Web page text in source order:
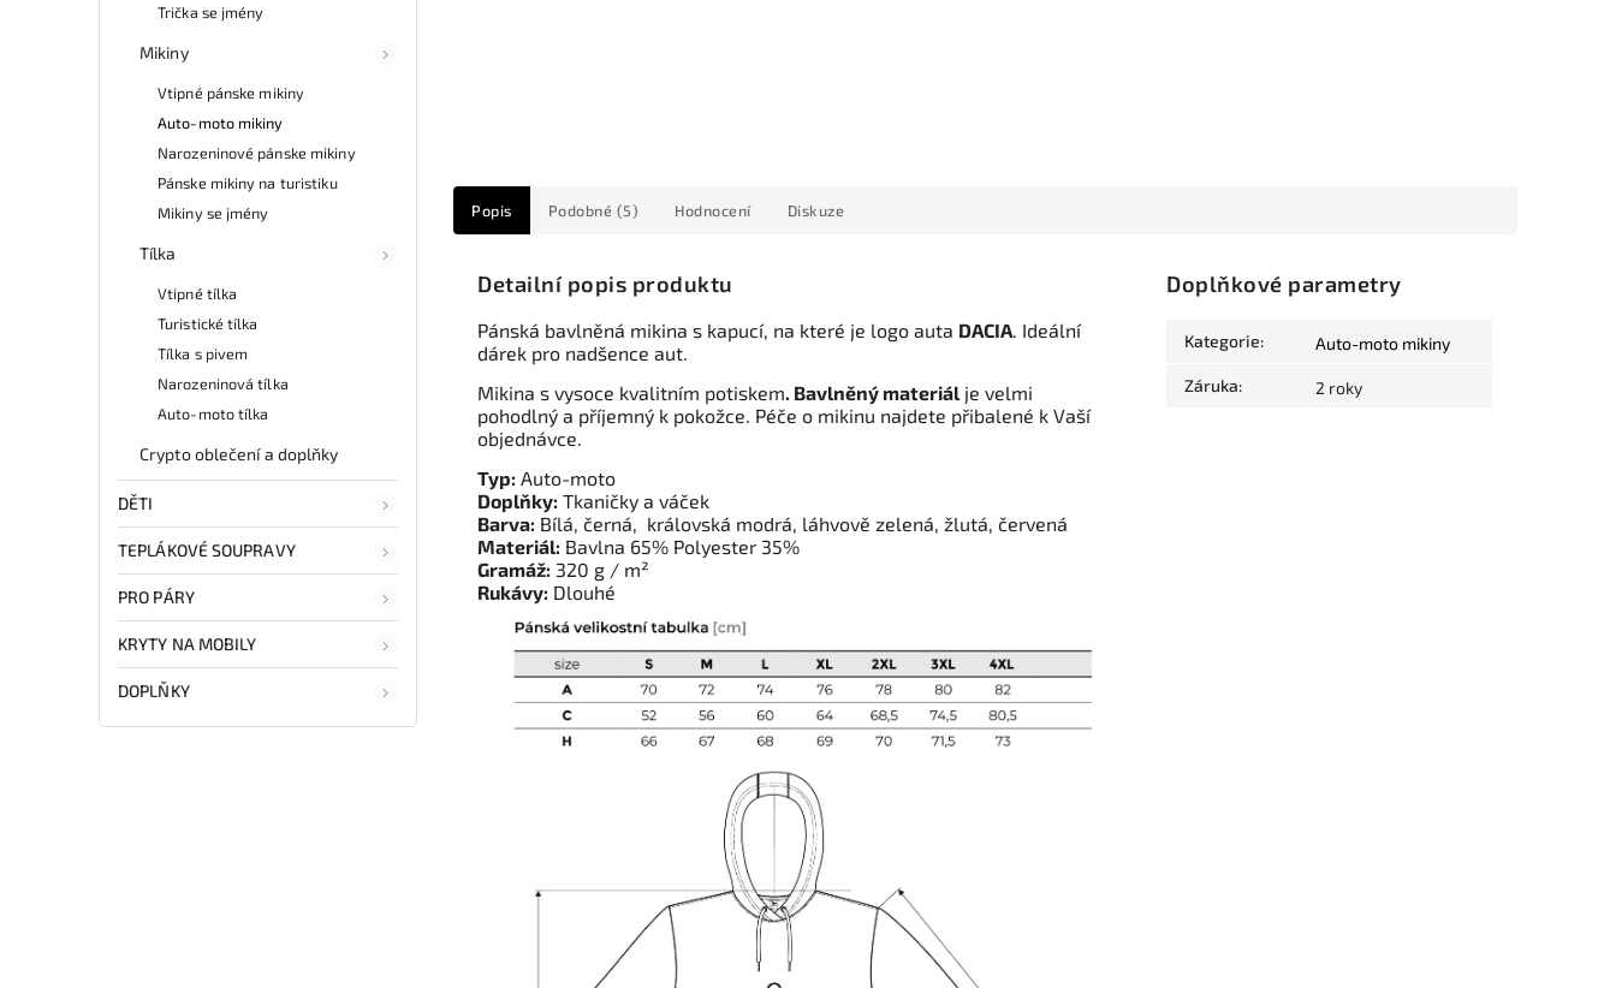
Trička se jmény
Mikiny
Vtipné pánske mikiny
Auto-moto mikiny
Narozeninové pánske mikiny
Pánske mikiny na turistiku
Mikiny se jmény
Tílka
Vtipné tílka
Turistické tílka
Tílka s pivem
Narozeninová tílka
Auto-moto tílka
Crypto oblečení a doplňky
DĚTI
TEPLÁKOVÉ SOUPRAVY
PRO PÁRY
KRYTY NA MOBILY
DOPLŇKY
Popis Podobné (5) Hodnocení Diskuze
Detailní popis produktu
Pánská bavlněná mikina s kapucí, na které je logo auta DACIA. Ideální
dárek pro nadšence aut.
Mikina s vysoce kvalitním potiskem. Bavlněný materiál je velmi
pohodlný a příjemný k pokožce. Péče o mikinu najdete přibalené k Vaší
objednávce.
Typ: Auto-moto
Doplňky: Tkaničky a váček
Barva: Bílá, černá, královská modrá, láhvově zelená, žlutá, červená
Materiál: Bavlna 65% Polyester 35%
Gramáž: 320 g / m²
Rukávy: Dlouhé
Doplňkové parametry
Kategorie: Auto-moto mikiny
Záruka: 2 roky